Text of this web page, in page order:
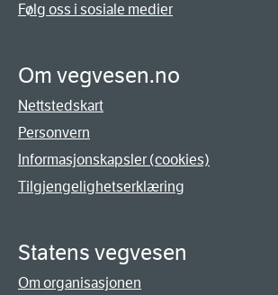
Følg oss i sosiale medier
Om vegvesen.no
Nettstedskart
Personvern
Informasjonskapsler (cookies)
Tilgjengelighetserklæring
Statens vegvesen
Om organisasjonen